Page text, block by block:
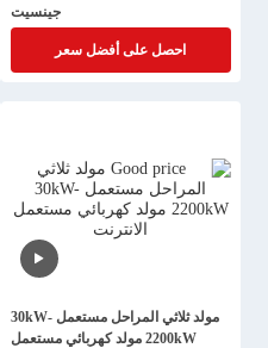
جينسيت
احصل على أفضل سعر
مولد ثلاثي المراحل مستعمل 30kW-
2200kW مولد كهربائي مستعمل